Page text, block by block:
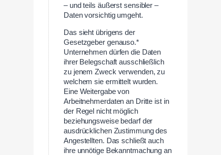
– und teils äußerst sensibler –
Daten vorsichtig umgeht.
Das sieht übrigens der
Gesetzgeber genauso.*
Unternehmen dürfen die Daten
ihrer Belegschaft ausschließlich
zu jenem Zweck verwenden, zu
welchem sie ermittelt wurden.
Eine Weitergabe von
Arbeitnehmerdaten an Dritte ist in
der Regel nicht möglich
beziehungsweise bedarf der
ausdrücklichen Zustimmung des
Angestellten. Das schließt auch
ihre unnötige Bekanntmachung an